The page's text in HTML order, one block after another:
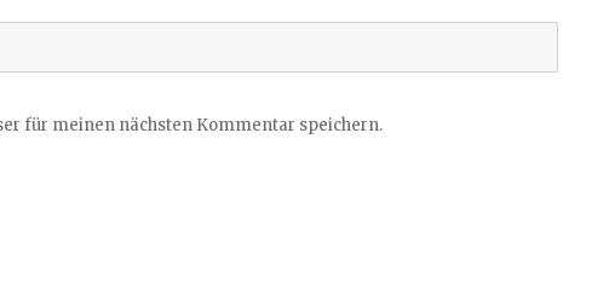
für meinen nächsten Kommentar speichern.